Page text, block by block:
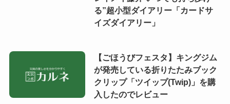
る”超小型ダイアリー「カードサ
イズダイアリー」
【ごほうびフェスタ】キングジム
が発売している折りたたみブック
クリップ「ツイップ(Twip)」を購
入したのでレビュー